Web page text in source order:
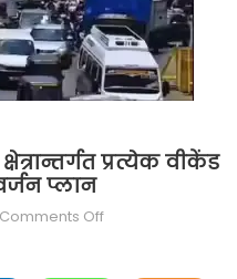
प्रत्येक वीकेंड
प्लान
Comments Offon